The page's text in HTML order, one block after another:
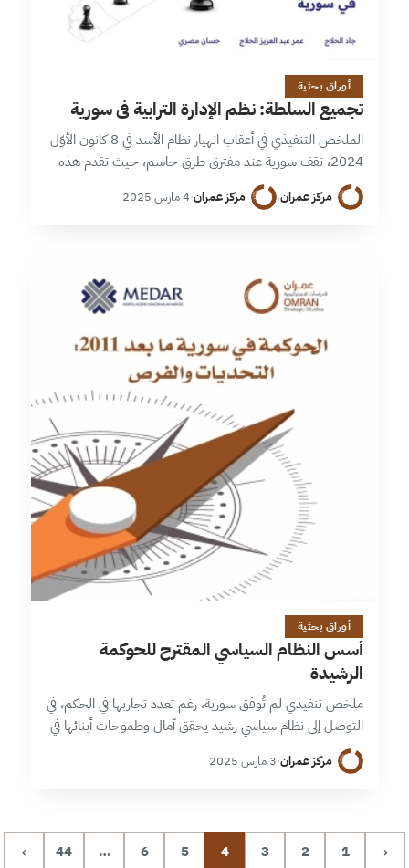
5 دقائق
أوراق بحثية
تجميع السلطة: نظم الإدارة الترابية في سورية
الملخص التنفيذي في أعقاب انهيار نظام الأسد في 8 كانون الأوّل
2024، تقف سورية عند مفترق طرق حاسم، حيث تقدم هذه
المرحلة فرصًا للإصلاح، ولكنها تحمل أيضًا خطر المزيد من…
مركز عمران، مركز عمران·4 مارس 2025
32 دقائق
أوراق بحثية
أسس النظام السياسي المقترح للحوكمة
الرشيدة
ملخص تنفيذي لم تُوفق سورية، رغم تعدد تجاربها في الحكم، في
التوصل إلى نظام سياسي رشيد يحقق آمال وطموحات أبنائها في
الأمن والحرية والعيش الكريم. تحاول هذه المقالة تحليل
أسباب…مركز عمران·3 مارس 2025
‹
1
2
3
4
5
6
…
44
›